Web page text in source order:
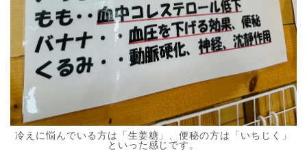
冷えに悩んでいる方は「生姜糖」、便秘の方は「いちじく」
といった感じです。